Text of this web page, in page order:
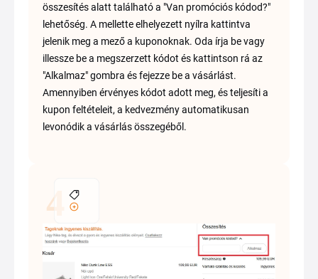
összesítés alatt található a "Van promóciós kódod?"
lehetőség. A mellette elhelyezett nyílra kattintva
jelenik meg a mező a kuponoknak. Oda írja be vagy
illessze be a megszerzett kódot és kattintson rá az
"Alkalmaz" gombra és fejezze be a vásárlást.
Amennyiben érvényes kódot adott meg, és teljesíti a
kupon feltételeit, a kedvezmény automatikusan
levonódik a vásárlás összegéből.